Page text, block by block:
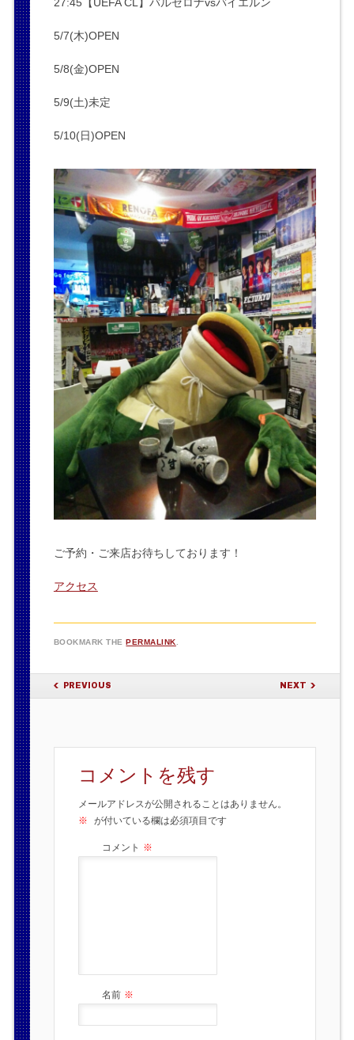
5/7(木)OPEN
5/8(金)OPEN
5/9(土)未定
5/10(日)OPEN
ご予約・ご来店お待ちしております！
アクセス
BOOKMARK THEPERMALINK
POST NAVIGATION
PREVIOUS NEXT
コメントを残す
メールアドレスが公開されることはありません。
※
が付いている欄は必須項目です
コメント ※
名前 ※